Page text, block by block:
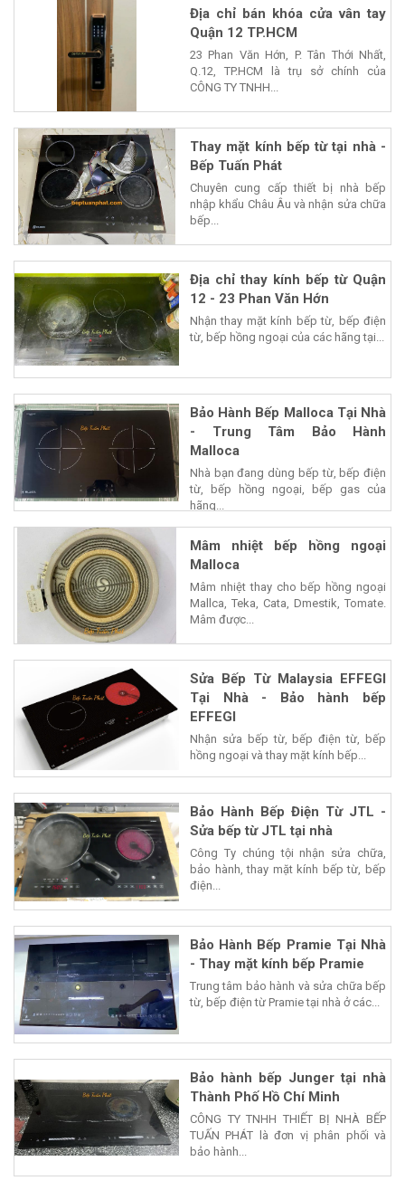
Địa chỉ bán khóa cửa vân tay
Quận 12 TP.HCM
23 Phan Văn Hớn, P. Tân Thới Nhất,
Q.12, TP.HCM là trụ sở chính của
CÔNG TY TNHH...
Thay mặt kính bếp từ tại nhà -
Bếp Tuấn Phát
Chuyên cung cấp thiết bị nhà bếp
nhập khẩu Châu Âu và nhận sửa chữa
bếp...
Địa chỉ thay kính bếp từ Quận
12 - 23 Phan Văn Hớn
Nhận thay mặt kính bếp từ, bếp điện
từ, bếp hồng ngoại của các hãng tại...
Bảo Hành Bếp Malloca Tại Nhà
- Trung Tâm Bảo Hành
Malloca
Nhà bạn đang dùng bếp từ, bếp điện
từ, bếp hồng ngoại, bếp gas của
hãng...
Mâm nhiệt bếp hồng ngoại
Malloca
Mâm nhiệt thay cho bếp hồng ngoại
Mallca, Teka, Cata, Dmestik, Tomate.
Mâm được...
Sửa Bếp Từ Malaysia EFFEGI
Tại Nhà - Bảo hành bếp
EFFEGI
Nhận sửa bếp từ, bếp điện từ, bếp
hồng ngoại và thay mặt kính bếp...
Bảo Hành Bếp Điện Từ JTL -
Sửa bếp từ JTL tại nhà
Công Ty chúng tội nhận sửa chữa,
bảo hành, thay mặt kính bếp từ, bếp
điện...
Bảo Hành Bếp Pramie Tại Nhà
- Thay mặt kính bếp Pramie
Trung tâm bảo hành và sửa chữa bếp
từ, bếp điện từ Pramie tại nhà ở các...
Bảo hành bếp Junger tại nhà
Thành Phố Hồ Chí Minh
CÔNG TY TNHH THIẾT BỊ NHÀ BẾP
TUẤN PHÁT là đơn vị phân phối và
bảo hành...